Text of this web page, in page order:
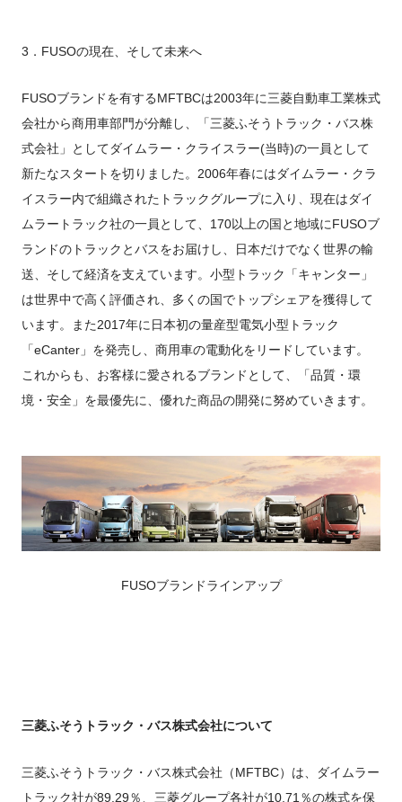
3．FUSOの現在、そして未来へ
FUSOブランドを有するMFTBCは2003年に三菱自動車工業株式
会社から商用車部門が分離し、「三菱ふそうトラック・バス株
式会社」としてダイムラー・クライスラー(当時)の一員として
新たなスタートを切りました。2006年春にはダイムラー・クラ
イスラー内で組織されたトラックグループに入り、現在はダイ
ムラートラック社の一員として、170以上の国と地域にFUSOブ
ランドのトラックとバスをお届けし、日本だけでなく世界の輸
送、そして経済を支えています。小型トラック「キャンター」
は世界中で高く評価され、多くの国でトップシェアを獲得して
います。また2017年に日本初の量産型電気小型トラック
「eCanter」を発売し、商用車の電動化をリードしています。
これからも、お客様に愛されるブランドとして、「品質・環
境・安全」を最優先に、優れた商品の開発に努めていきます。
FUSOブランドラインアップ
三菱ふそうトラック・バス株式会社について
三菱ふそうトラック・バス株式会社（MFTBC）は、ダイムラー
トラック社が89.29％、三菱グループ各社が10.71％の株式を保